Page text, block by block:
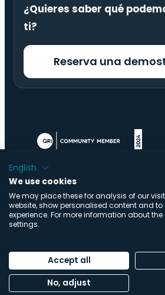
¿Quieres saber qué
ti?
Reserva una
reservados | Diseñado porBuro
Política de privacidad|
Centro de confianza
English
We use cookies
We may place these for analysis of our
website, show personalised content and
experience. For more information about
settings.
Accept all
No, adjust